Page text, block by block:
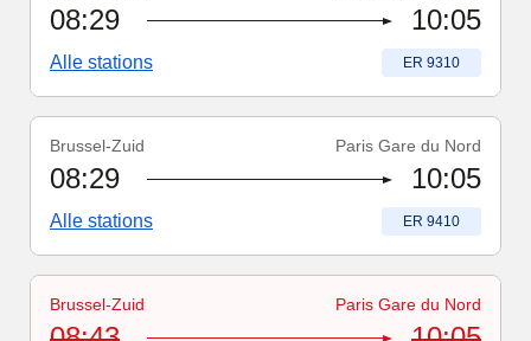
08:29 10:05
Alle stations Treinnummer
ER 9310
Treinnummer:
ER 9410
Brussel-Zuid Paris Gare du Nord
08:29 10:05
Alle stations Treinnummer
ER 9410
Treinnummer:
ER 9414-Trein geannuleerd
Brussel-Zuid Paris Gare du Nord